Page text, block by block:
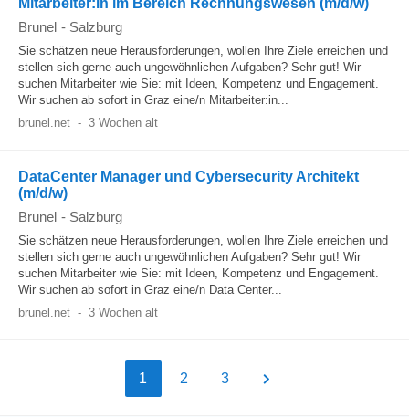
Mitarbeiter:in im Bereich Rechnungswesen (m/d/w)
Brunel - Salzburg
Sie schätzen neue Herausforderungen, wollen Ihre Ziele erreichen und
stellen sich gerne auch ungewöhnlichen Aufgaben? Sehr gut! Wir
suchen Mitarbeiter wie Sie: mit Ideen, Kompetenz und Engagement.
Wir suchen ab sofort in Graz eine/n Mitarbeiter:in...
brunel.net - 3 Wochen alt
DataCenter Manager und Cybersecurity Architekt
(m/d/w)
Brunel - Salzburg
Sie schätzen neue Herausforderungen, wollen Ihre Ziele erreichen und
stellen sich gerne auch ungewöhnlichen Aufgaben? Sehr gut! Wir
suchen Mitarbeiter wie Sie: mit Ideen, Kompetenz und Engagement.
Wir suchen ab sofort in Graz eine/n Data Center...
brunel.net - 3 Wochen alt
1 2 3